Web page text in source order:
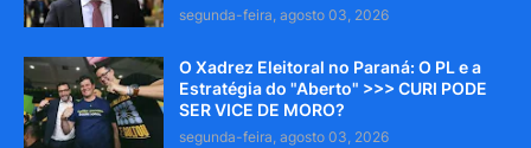
segunda-feira, agosto 03, 2026
O Xadrez Eleitoral no Paraná: O PL e a
Estratégia do "Aberto" >>> CURI PODE
SER VICE DE MORO?
segunda-feira, agosto 03, 2026